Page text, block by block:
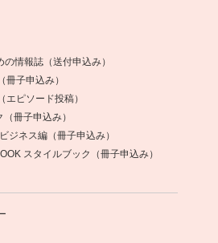
の情報誌（送付申込み）
冊子申込み）
エピソード投稿）
冊子申込み）
ジネス編（冊子申込み）
スタイルブック（冊子申込み）